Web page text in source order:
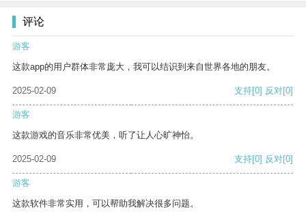
评论
游客
这款app的用户群体非常庞大，我可以结识到来自世界各地的朋友。
2025-02-09 支持[0] 反对[0]
游客
这款游戏的音乐非常优美，听了让人心旷神怡。
2025-02-09 支持[0] 反对[0]
游客
这款软件非常实用，可以帮助我解决很多问题。